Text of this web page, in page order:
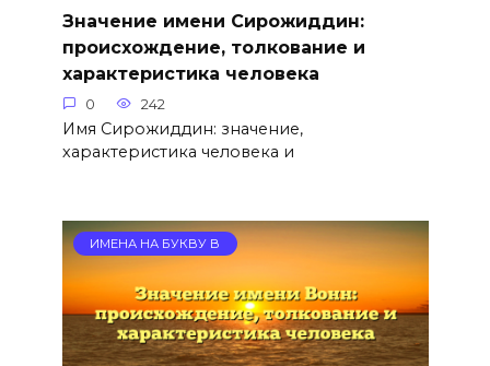
Значение имени Сирожиддин:
происхождение, толкование и
характеристика человека
0 242
Имя Сирожиддин: значение,
характеристика человека и
ИМЕНА НА БУКВУ В